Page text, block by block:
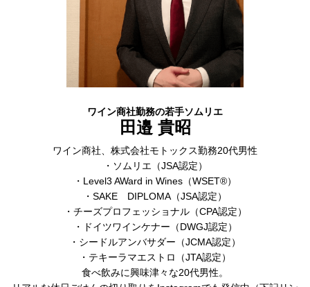
ワイン商社勤務の若手ソムリエ
田邉 貴昭
ワイン商社、株式会社モトックス勤務20代男性
・ソムリエ（JSA認定）
・Level3 AWard in Wines（WSET®）
・SAKE DIPLOMA（JSA認定）
・チーズプロフェッショナル（CPA認定）
・ドイツワインケナー（DWGJ認定）
・シードルアンバサダー（JCMA認定）
・テキーラマエストロ（JTA認定）
食べ飲みに興味津々な20代男性。